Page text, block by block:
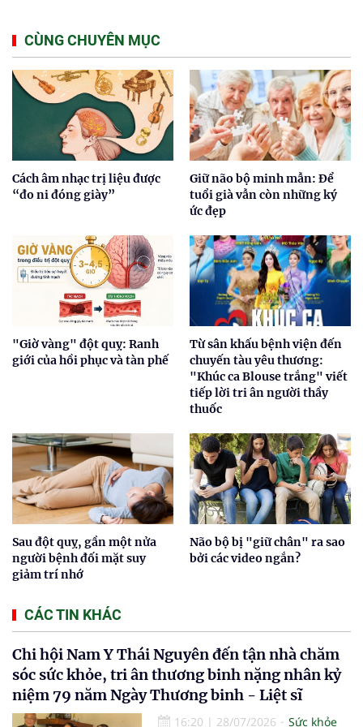
CÙNG CHUYÊN MỤC
Cách âm nhạc trị liệu được
“đo ni đóng giày”
Giữ não bộ minh mẫn: Để
tuổi già vẫn còn những ký
ức đẹp
"Giờ vàng" đột quỵ: Ranh
giới của hồi phục và tàn phế
Từ sân khấu bệnh viện đến
chuyến tàu yêu thương:
"Khúc ca Blouse trắng" viết
tiếp lời tri ân người thầy
thuốc
Sau đột quỵ, gần một nửa
người bệnh đối mặt suy
giảm trí nhớ
Não bộ bị "giữ chân" ra sao
bởi các video ngắn?
CÁC TIN KHÁC
Chi hội Nam Y Thái Nguyên đến tận nhà chăm
sóc sức khỏe, tri ân thương binh nặng nhân kỷ
niệm 79 năm Ngày Thương binh - Liệt sĩ
16:20 | 28/07/2026
Sức khỏe